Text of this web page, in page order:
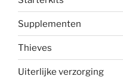
Supplementen
Thieves
Uiterlijke verzorging